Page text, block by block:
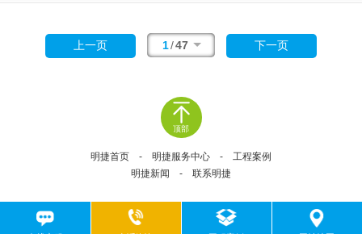
理模式下，培训重点除了入职培训外，还包括所有日常使用的清洁管理技术
技能和质量标准培训，以及员工服
上一页 1/47 下一页
顶部
明捷首页 - 明捷服务中心 -
工程案例
明捷新闻
- 联系明捷